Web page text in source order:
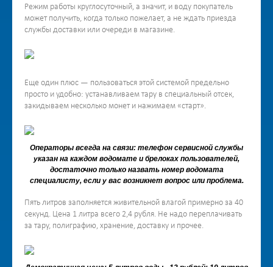
Режим работы круглосуточный, а значит, и воду покупатель
может получить, когда только пожелает, а не ждать приезда
службы доставки или очереди в магазине.
Еще один плюс — пользоваться этой системой предельно
просто и удобно: устанавливаем тару в специальный отсек,
закидываем несколько монет и нажимаем «старт».
Операторы всегда на связи: телефон сервисной службы
указан на каждом водомате и брелоках пользователей,
достаточно только назвать номер водомата
специалисту, если у вас возникнет вопрос или проблема.
Пять литров заполняется живительной влагой примерно за 40
секунд. Цена 1 литра всего 2,4 рубля. Не надо переплачивать
за тару, полиграфию, хранение, доставку и прочее.